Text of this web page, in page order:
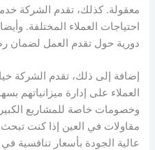
معقولة. كذلك، تقدم الشركة
احتياجات العملاء المختلفة.
دورية حول تقدم العمل لضمان
إضافة إلى ذلك، تقدم الشركة
العملاء على إدارة ميزانياتهم
وخصومات خاصة للمشاريع
مقاولات في العين إذا كنت
عالية الجودة بأسعار تنافسية